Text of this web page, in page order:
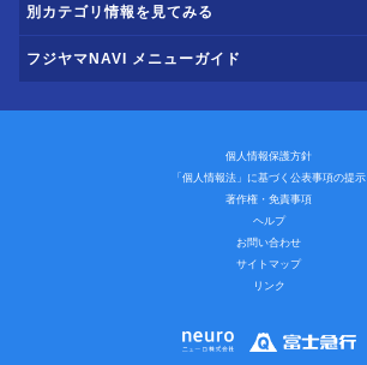
別カテゴリ情報を見てみる
フジヤマNAVI メニューガイド
個人情報保護方針
「個人情報法」に基づく公表事項の提示
著作権・免責事項
ヘルプ
お問い合わせ
サイトマップ
リンク